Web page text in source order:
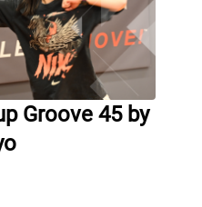
Groove 45 by